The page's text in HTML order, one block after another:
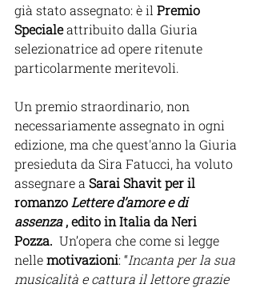
già stato assegnato: è il Premio
Speciale attribuito dalla Giuria
selezionatrice ad opere ritenute
particolarmente meritevoli.
Un premio straordinario, non
necessariamente assegnato in ogni
edizione, ma che quest'anno la Giuria
presieduta da Sira Fatucci, ha voluto
assegnare a Sarai Shavit per il
romanzo Lettere d’amore e di
assenza , edito in Italia da Neri
Pozza. Un’opera che come si legge
nelle motivazioni: “Incanta per la sua
musicalità e cattura il lettore grazie